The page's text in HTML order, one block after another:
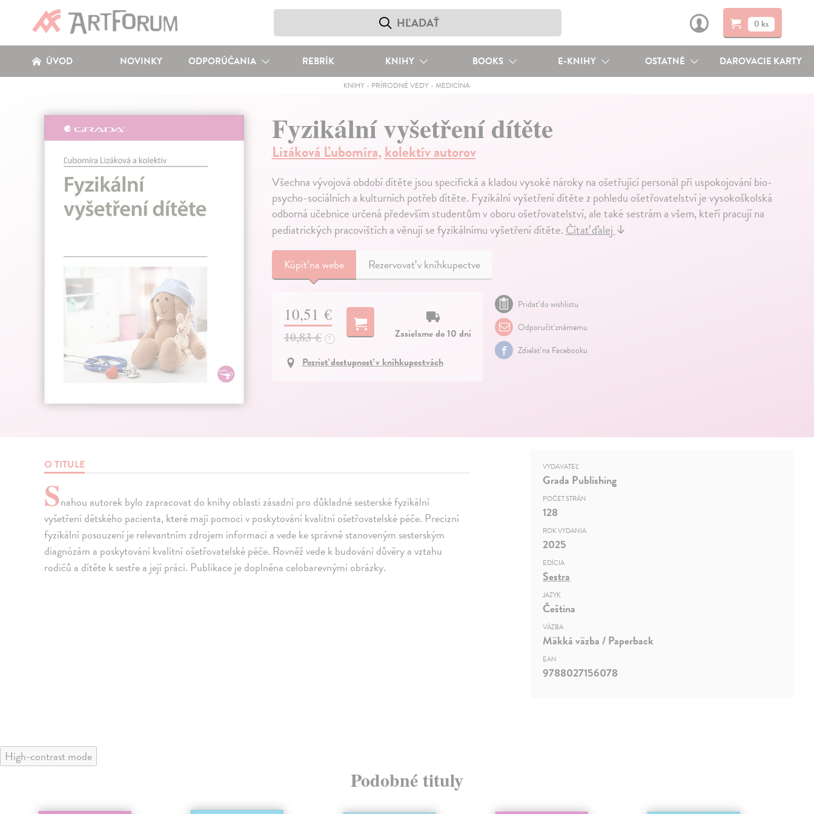
0 ks
ÚVOD NOVINKY ODPORÚČANIA REBRÍK KNIHY BOOKS E-KNIHY OSTATNÉ DAROVACIE KARTY
KNIHY - PRÍRODNÉ VEDY -MEDICÍNA
Fyzikální vyšetření dítěte
Lizáková Ľubomíra,kolektív autorov
Všechna vývojová období dítěte jsou specifická a kladou vysoké nároky na ošetřující personál při uspokojování bio-
psycho-sociálních a kulturních potřeb dítěte. Fyzikální vyšetření dítěte z pohledu ošetřovatelství je vysokoškolská
odborná učebnice určená především studentům v oboru ošetřovatelství, ale také sestrám a všem, kteří pracují na
pediatrických pracovištích a věnují se fyzikálnímu vyšetření dítěte.Čítať ďalej↓
Kúpiťna webe Rezervovať v kníhkupectve
10,51 €
10,83 € ?
Zasielame do 10 dní
Pozrieť dostupnosť v kníhkupectvách
Pridať do wishlistu
Odporučiť známemu
Zdielať na Facebooku
O TITULE
Snahou autorek bylo zapracovat do knihy oblasti zásadní pro důkladné sesterské fyzikální
vyšetření dětského pacienta, které mají pomoci v poskytování kvalitní ošetřovatelské péče. Precizní
fyzikální posouzení je relevantním zdrojem informací a vede ke správně stanoveným sesterským
diagnózám a poskytování kvalitní ošetřovatelské péče. Rovněž vede k budování důvěry a vztahu
rodičů a dítěte k sestře a její práci. Publikace je doplněna celobarevnými obrázky.
VYDAVATEĽ
Grada Publishing
POČET STRÁN
128
ROK VYDANIA
2025
EDÍCIA
Sestra
JAZYK
Čeština
VÄZBA
Mäkká väzba / Paperback
EAN
9788027156078
High-contrast mode
Podobné tituly